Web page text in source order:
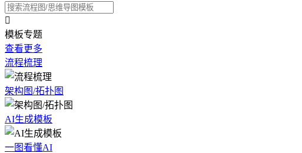

模板专题
查看更多
流程梳理
架构图/拓扑图
AI生成模板
一图看懂AI